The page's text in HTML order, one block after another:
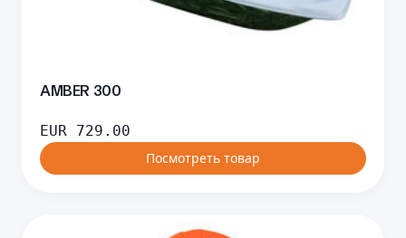
AMBER 300
EUR 729.00
Посмотреть товар